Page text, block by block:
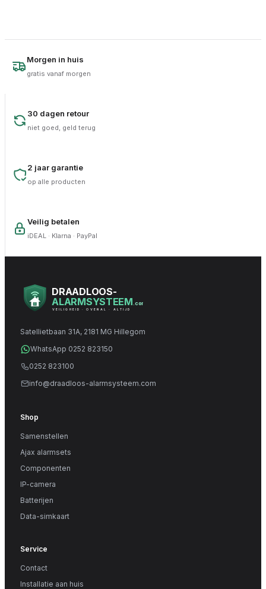
Morgen in huis
gratis vanaf morgen
30 dagen retour
niet goed, geld terug
2 jaar garantie
op alle producten
Veilig betalen
iDEAL · Klarna · PayPal
DRAADLOOS-
ALARMSYSTEEM .com
VEILIGHEID · OVERAL · ALTIJD
Satellietbaan 31A, 2181 MG Hillegom
WhatsApp 0252 823150
0252 823100
info@draadloos-alarmsysteem.com
Shop
Samenstellen
Ajax alarmsets
Componenten
IP-camera
Batterijen
Data-simkaart
Service
Contact
Installatie aan huis